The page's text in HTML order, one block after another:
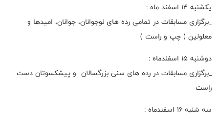
یکشنبه 14 اسفند ماه :
_برگزاری مسابقات در تمامی رده های نوجوانان، جوانان، امیدها و
معلولین ( چپ و راست )
دوشنبه 15 اسفندماه :
_برگزاری مسابقات در رده های سنی بزرگسالان و پیشکسوتان دست
راست
سه شنبه 16 اسفندماه :